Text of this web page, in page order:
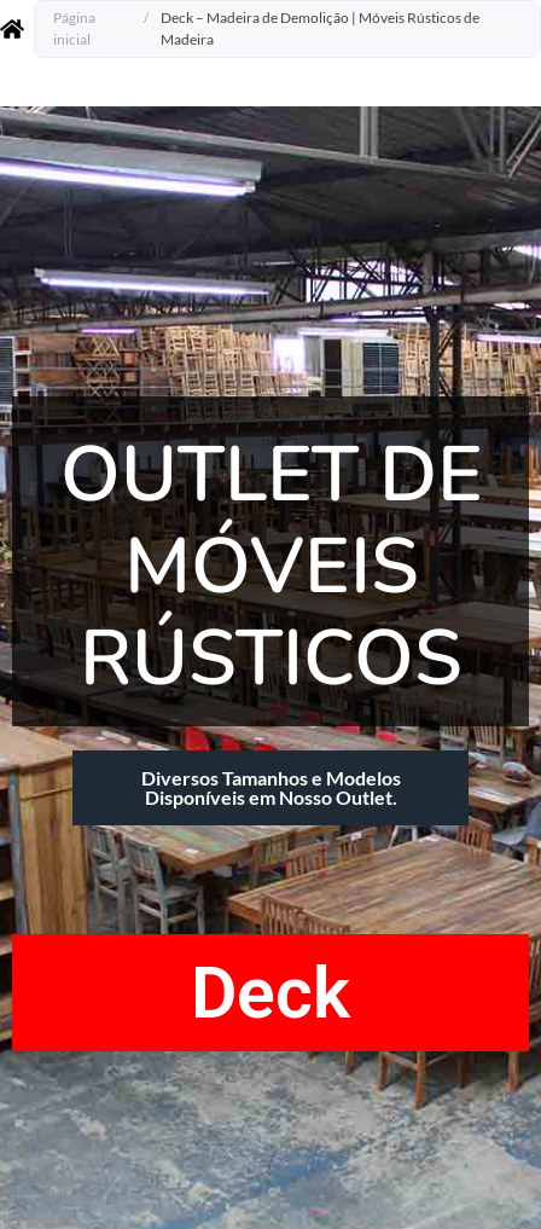
Página
inicial
/
Deck – Madeira de Demolição | Móveis Rústicos de
Madeira
OUTLET DE
MÓVEIS
RÚSTICOS
Diversos Tamanhos e Modelos
Disponíveis em Nosso Outlet.
Deck